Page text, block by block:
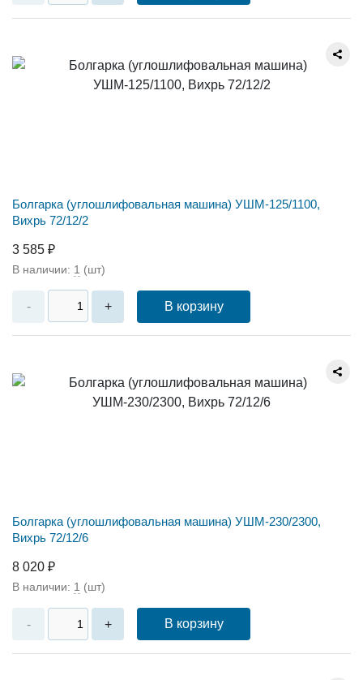
Болгарка (углошлифовальная машина) УШМ-125/1100,
Вихрь 72/12/2
3 585 ₽
В наличии: 1 (шт)
- + В корзину
Болгарка (углошлифовальная машина) УШМ-230/2300,
Вихрь 72/12/6
8 020 ₽
В наличии: 1 (шт)
- + В корзину